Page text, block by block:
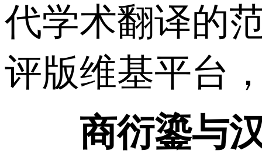
代学术翻译的
评版维基平台
商衍鎏与